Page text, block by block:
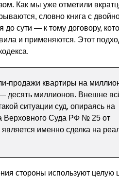
Как мы уже отметили
словно книга с
до сути — к тому договору,
и применяются. Этот
продажи квартиры на
— десять миллионов. Внешне
ситуации суд, опираясь на
Верховного Суда РФ № 25 от
является именно сделка на
стороны используют целую